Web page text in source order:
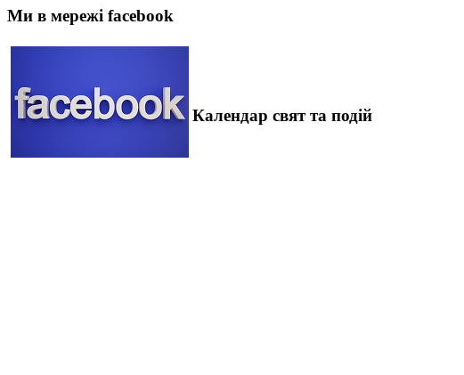
Ми в мережі facebook
Календар свят та подій